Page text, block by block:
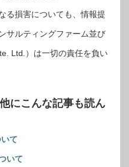
る損害についても、情報提
サルティングファーム並び
Ltd.）は一切の責任を負い
にこんな記事も読ん
て
いて